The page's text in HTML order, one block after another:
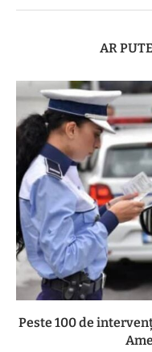
AR
Peste 100 de